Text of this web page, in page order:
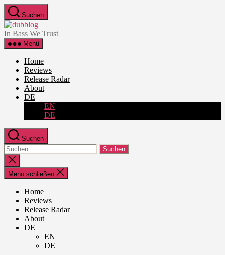
Zum
Inhalt
springen
Suchen
dubblog
In Bass We Trust
Menü
Home
Reviews
Release Radar
About
DE
EN
DE
Suchen
Suche
nach:
Suche
schließen
Menü schließen
Home
Reviews
Release Radar
About
DE
EN
DE